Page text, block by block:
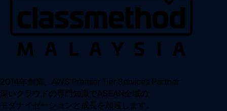
2014年創業、AWS Premier Tier Services Partner
深いクラウドの専門知識でASEAN全域の
モダナイゼーションと成長を加速します。